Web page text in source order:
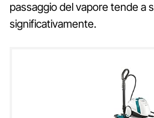
passaggio del vapore tende a
significativamente.